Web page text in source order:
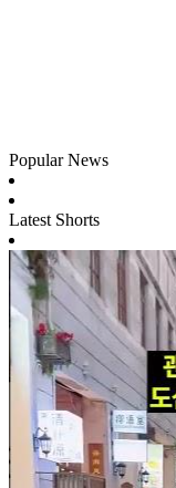
Popular News
Latest Shorts